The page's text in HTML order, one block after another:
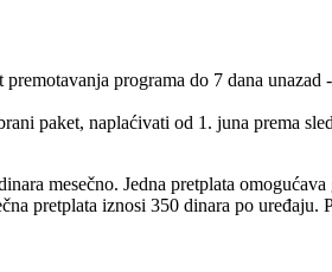
programa do 7 dana unazad
paket, naplaćivati od 1. juna prema
mesečno. Jedna pretplata omogućava
pretplata iznosi 350 dinara po uređaju.